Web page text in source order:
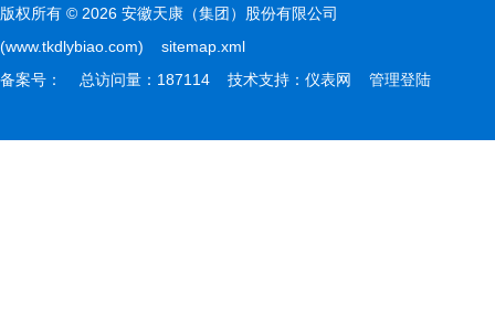
版权所有 © 2026 安徽天康（集团）股份有限公司
(www.tkdlybiao.com) sitemap.xml
备案号：
总访问量：187114 技术支持： 仪表网 管理登陆